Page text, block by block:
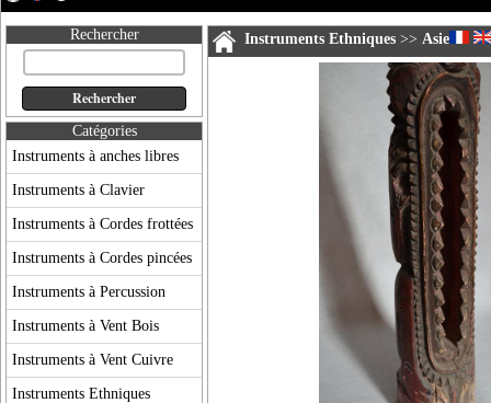
Rechercher
Catégories
Instruments à anches libres
Instruments à Clavier
Instruments à Cordes frottées
Instruments à Cordes pincées
Instruments à Percussion
Instruments à Vent Bois
Instruments à Vent Cuivre
Instruments Ethniques
Instruments Ethniques>> Asie